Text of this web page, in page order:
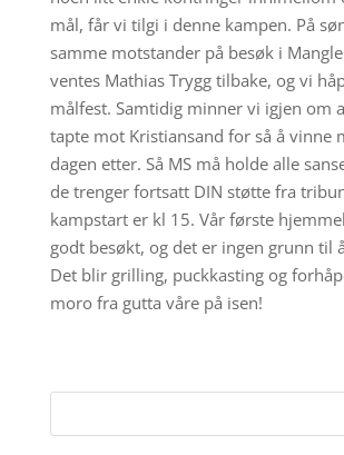
mål, får vi tilgi i denne kampen. På
samme motstander på besøk i
ventes Mathias Trygg tilbake, og vi
målfest. Samtidig minner vi igjen om
tapte mot Kristiansand for så å vinne
dagen etter. Så MS må holde alle
de trenger fortsatt DIN støtte fra
kampstart er kl 15. Vår første
godt besøkt, og det er ingen grunn til
Det blir grilling, puckkasting og
moro fra gutta våre på isen!